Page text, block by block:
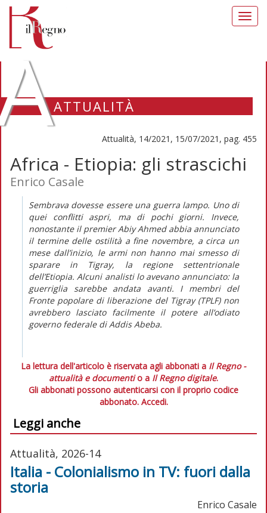
ATTUALITÀ
Attualità, 14/2021, 15/07/2021, pag. 455
Africa - Etiopia: gli strascichi
Enrico Casale
Sembrava dovesse essere una guerra lampo. Uno di
quei conflitti aspri, ma di pochi giorni. Invece,
nonostante il premier Abiy Ahmed abbia annunciato
il termine delle ostilità a fine novembre, a circa un
mese dall’inizio, le armi non hanno mai smesso di
sparare in Tigray, la regione settentrionale
dell’Etiopia. Alcuni analisti lo avevano annunciato: la
guerriglia sarebbe andata avanti. I membri del
Fronte popolare di liberazione del Tigray (TPLF) non
avrebbero lasciato facilmente il potere all’odiato
governo federale di Addis Abeba.
La lettura dell'articolo è riservata agli abbonati a Il Regno -
attualità e documentio a Il Regno digitale.
Gli abbonati possono autenticarsi con il proprio codice
abbonato. Accedi.
Leggi anche
Attualità, 2026-14
Italia - Colonialismo in TV: fuori dalla
storia
Enrico Casale